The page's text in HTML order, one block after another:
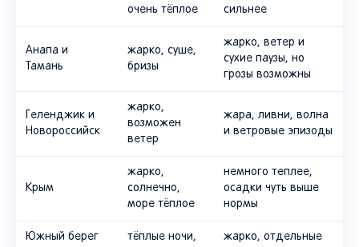
очень тёплое
сильнее
Анапа и
Тамань
жарко, суше,
бризы
жарко, ветер и
сухие паузы, но
грозы возможны
Геленджик и
Новороссийск
жарко,
возможен
ветер
жара, ливни, волна
и ветровые эпизоды
Крым
жарко,
солнечно,
море тёплое
немного теплее,
осадки чуть выше
нормы
Южный берег
тёплые ночи,
жарко, отдельные